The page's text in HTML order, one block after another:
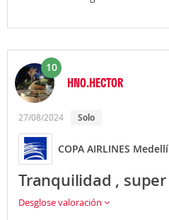
te ofrece la posibilidad de
10
HNO.HECTOR
27/08/2024 Solo
COPA AIRLINES
Tranquilidad ,
Desglose valoración